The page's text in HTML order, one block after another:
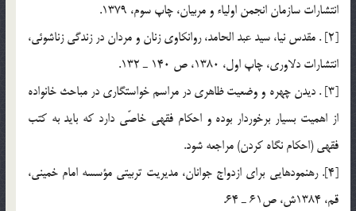
انتشارات سازمان انجمن اولياء و مربيان، چاپ سوم، 1379.
[2] . مقدس نيا، سيد عبد الحامد، روانکاوي زنان و مردان در زندگي زناشوئي،
انتشارات دلاوري، چاپ اول، 1380، ص 140 ـ 132.
[3] . ديدن چهره و وضعيت ظاهري در مراسم خواستگاري در مباحث خانواده
از اهميت بسيار برخوردار بوده و احکام فقهي خاصّي دارد که بايد به کتب
فقهي (احکام نگاه کردن) مراجعه شود.
[4]. رهنمودهايي براي ازدواج جوانان، مديريت تربيتي مؤسسه امام خميني،
قم، 1384ش، ص61 ـ 64.